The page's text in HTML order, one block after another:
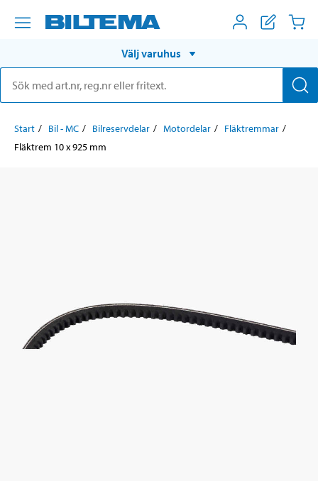
Välj varuhus
Start Bil - MC Bilreservdelar Motordelar
Fläktremmar
Fläktrem 10 x 925 mm